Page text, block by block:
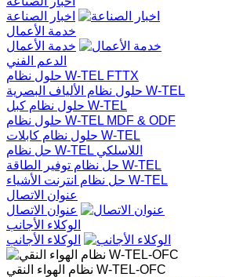
اخبار الصناعة
خدمة الأعمال
خدمة الأعمال
الدعم الفني
حلول نظام W-TEL FTTX
حلول نظام الألياف البصرية W-TEL
حلول نظام كبل W-TEL
حلول نظام W-TEL MDF & ODF
حلول نظام كابلات W-TEL
حل نظام W-TEL اللاسلكي
حل نظام توفير الطاقة W-TEL
حل نظام انترنت الأشياء W-TEL
عنوان الاتصال
عنوان الاتصال
الوكلاء الأجانب
الوكلاء الأجانب
نظام الهواء النقي W-TEL-OFC